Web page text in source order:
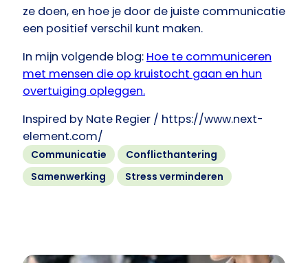
ze doen, en hoe je door de juiste communicatie
een positief verschil kunt maken.
In mijn volgende blog: Hoe te communiceren
met mensen die op kruistocht gaan en hun
overtuiging opleggen.
Inspired by Nate Regier / https://www.next-
element.com/
Communicatie
Conflicthantering
Samenwerking
Stress verminderen